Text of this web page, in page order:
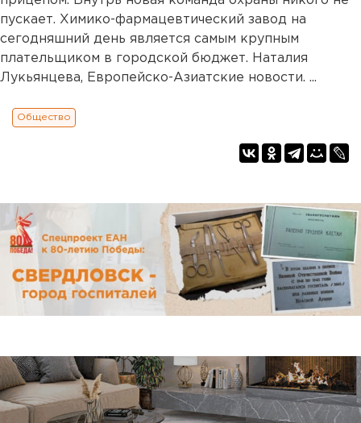
пускает. Химико-фармацевтический завод на
сегодняшний день является самым крупным
плательщиком в городской бюджет. Наталия
Лукьянцева, Европейско-Азиатские новости. ...
Общество